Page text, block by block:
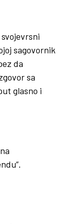
sagovornik
da
sa
glasno i